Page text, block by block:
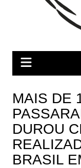
MAIS DE
DUROU
BRASIL